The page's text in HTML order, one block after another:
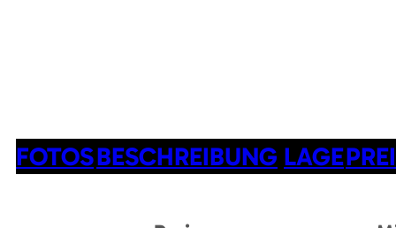
FOTOSBESCHREIBUNG LAGE